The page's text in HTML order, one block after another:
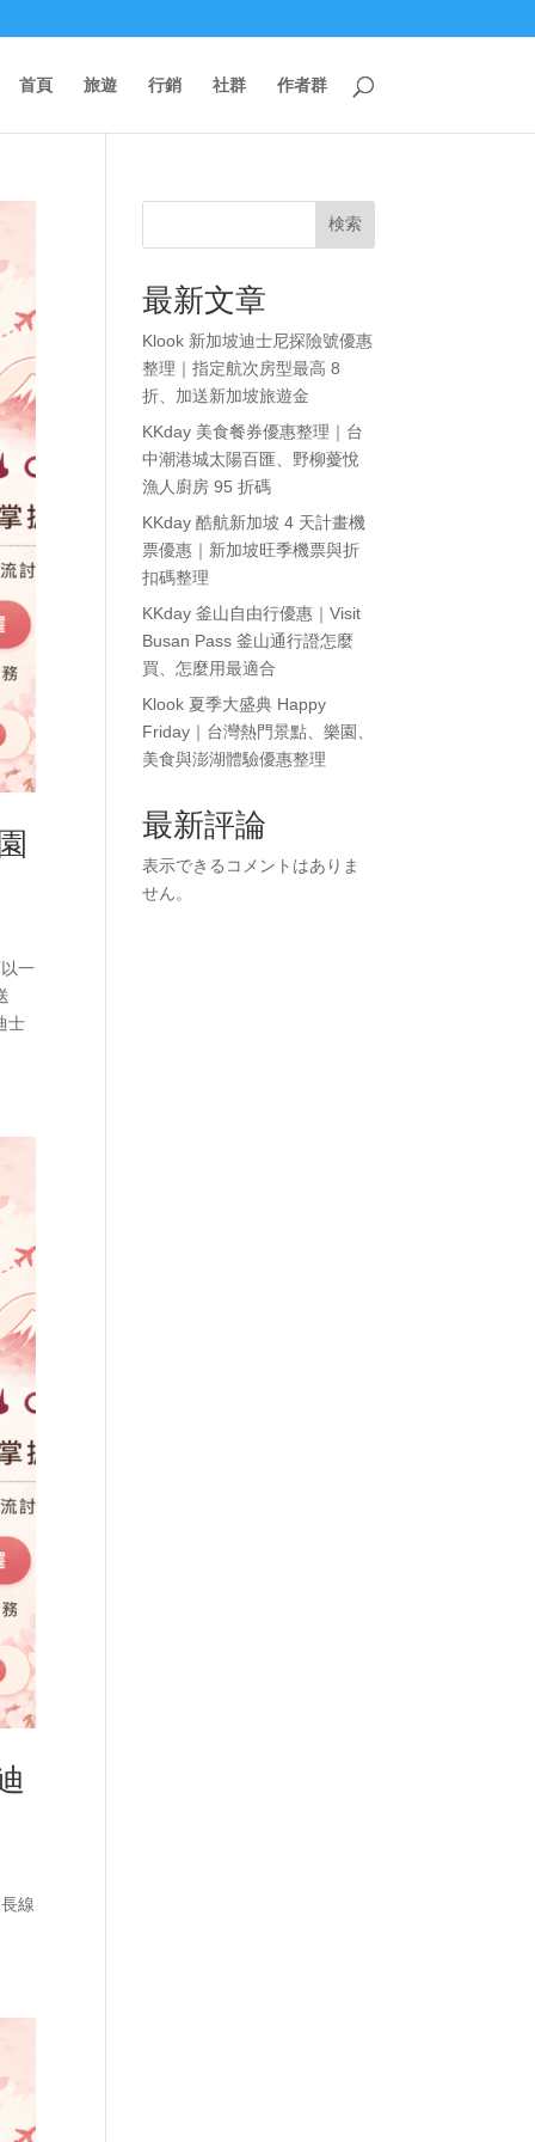
首頁 旅遊 行銷 社群 作者群
一
士
線
検索
最新文章
Klook 新加坡迪士尼探險號優惠
整理｜指定航次房型最高 8
折、加送新加坡旅遊金
KKday 美食餐券優惠整理｜台
中潮港城太陽百匯、野柳薆悅
漁人廚房 95 折碼
KKday 酷航新加坡 4 天計畫機
票優惠｜新加坡旺季機票與折
扣碼整理
KKday 釜山自由行優惠｜Visit
Busan Pass 釜山通行證怎麼
買、怎麼用最適合
Klook 夏季大盛典 Happy
Friday｜台灣熱門景點、樂園、
美食與澎湖體驗優惠整理
最新評論
表示できるコメントはありま
せん。